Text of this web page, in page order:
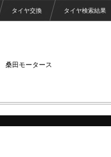
タイヤ交換 タイヤ検索結果
桑田モータース